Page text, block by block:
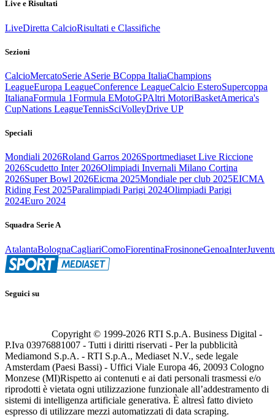
Live e Risultati
LiveDiretta CalcioRisultati e Classifiche
Sezioni
CalcioMercatoSerie ASerie BCoppa ItaliaChampions
LeagueEuropa LeagueConference LeagueCalcio EsteroSupercoppa
ItalianaFormula 1Formula EMotoGPAltri MotoriBasketAmerica's
CupNations LeagueTennisSciVolleyDrive UP
Speciali
Mondiali 2026Roland Garros 2026Sportmediaset Live Riccione
2026Scudetto Inter 2026Olimpiadi Invernali Milano Cortina
2026Super Bowl 2026Eicma 2025Mondiale per club 2025EICMA
Riding Fest 2025Paralimpiadi Parigi 2024Olimpiadi Parigi
2024Euro 2024
Squadra Serie A
AtalantaBolognaCagliariComoFiorentinaFrosinoneGenoaInter
Seguici su
Copyright © 1999-2026 RTI S.p.A. Business Digital -
P.Iva 03976881007 - Tutti i diritti riservati - Per la pubblicità
Mediamond S.p.A. - RTI S.p.A., Mediaset N.V., sede legale
Amsterdam (Paesi Bassi) - Uffici Viale Europa 46, 20093 Cologno
Monzese (MI)Rispetto ai contenuti e ai dati personali trasmessi e/o
riprodotti è vietata ogni utilizzazione funzionale all’addestramento di
sistemi di intelligenza artificiale generativa. È altresì fatto divieto
espresso di utilizzare mezzi automatizzati di data scraping.